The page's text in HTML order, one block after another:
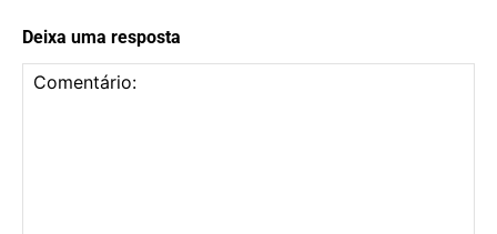
Deixa uma resposta